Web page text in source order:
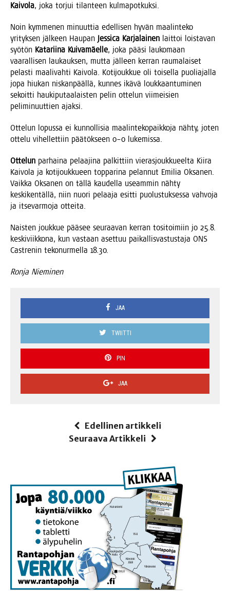
Kai­vo­la, joka tor­jui tilan­teen kulmapotkuksi.
Noin kym­me­nen minuut­tia edel­li­sen hyvän maa­lin­te­ko
yri­tyk­sen jäl­keen Hau­pan Jes­sica Kar­ja­lai­nen lait­toi lois­ta­van
syö­tön Kata­rii­na Kui­va­mäel­le, joka pää­si lau­ko­maan
vaa­ral­li­sen lau­kauk­sen, mut­ta jäl­leen ker­ran rau­ma­lai­set
pelas­ti maa­li­vah­ti Kai­vo­la. Koti­jouk­kue oli toi­sel­la puo­lia­jal­la
jopa hiu­kan nis­kan­pääl­lä, kun­nes ikä­vä louk­kaan­tu­mi­nen
sekoit­ti hau­ki­pu­taa­lais­ten pelin otte­lun vii­mei­sien
peli­mi­nuut­tien ajaksi.
Otte­lun lopus­sa ei kun­nol­li­sia maa­lin­te­ko­paik­ko­ja näh­ty, joten
otte­lu vihel­let­tiin pää­tök­seen 0–0 lukemissa.
Otte­lun par­hai­na pelaa­ji­na pal­kit­tiin vie­ras­jouk­ku­eel­ta Kii­ra
Kai­vo­la ja koti­jouk­ku­een top­pa­ri­na pelan­nut Emi­lia Oksa­nen.
Vaik­ka Oksa­nen on täl­lä kau­del­la useam­min näh­ty
kes­ki­ken­täl­lä, niin nuo­ri pelaa­ja esit­ti puo­lus­tuk­ses­sa vah­vo­ja
ja itse­var­mo­ja otteita.
Nais­ten jouk­kue pää­see seu­raa­van ker­ran tosi­toi­miin jo 25.8.
kes­ki­viik­ko­na, kun vas­taan aset­tuu pai­kal­lis­vas­tus­ta­ja ONS
Castre­nin teko­nur­mel­la 18.30.
Ron­ja Nieminen
JAA
TWIITTI
PIN
JAA
Edellinen artikkeli
Seuraava Artikkeli